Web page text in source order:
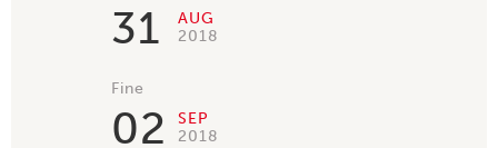
31
AUG
2018
Fine
02
SEP
2018